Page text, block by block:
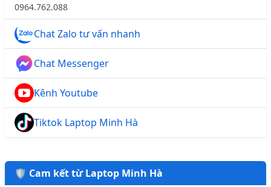
0964.762.088
Chat Zalo tư vấn nhanh
Chat Messenger
Kênh Youtube
Tiktok Laptop Minh Hà
🛡️ Cam kết từ Laptop Minh Hà